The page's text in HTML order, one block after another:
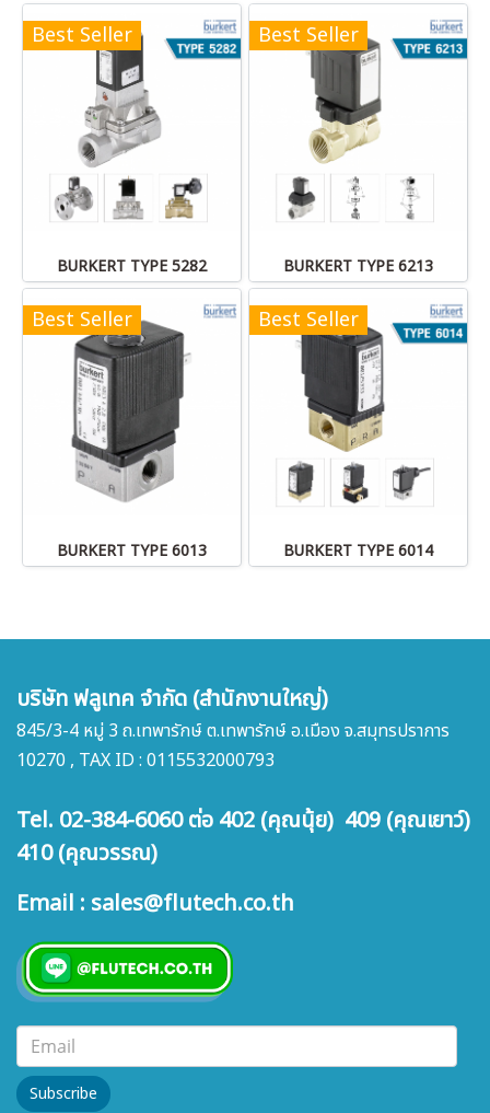
Best Seller
BURKERT TYPE 5282
Best Seller
BURKERT TYPE 6213
Best Seller
BURKERT TYPE 6013
Best Seller
BURKERT TYPE 6014
บริษัท ฟลูเทค จำกัด (สำนักงานใหญ่)
845/3-4 หมู่ 3 ถ.เทพารักษ์ ต.เทพารักษ์ อ.เมือง จ.สมุทรปราการ
10270 , TAX ID : 0115532000793
Tel. 02-384-6060 ต่อ 402 (คุณนุ้ย) 409 (คุณเยาว์)
410 (คุณวรรณ)
Email : sales@flutech.co.th
Subscribe